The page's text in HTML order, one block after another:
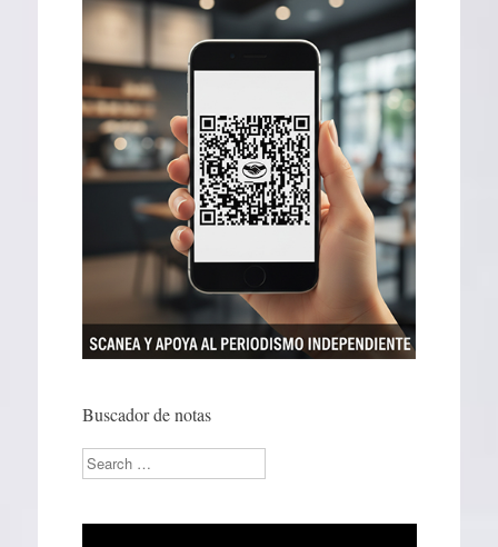
Buscador de notas
Search